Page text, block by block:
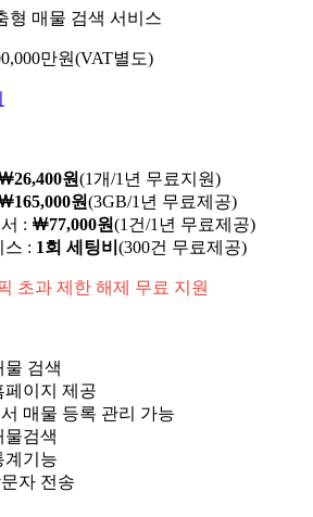
형 매물 검색 서비스
만원(VAT별도)
26,400원(1개/1년 무료지원)
165,000원(3GB/1년 무료제공)
: ￦77,000원(1건/1년 무료제공)
스 : 1회 세팅비 (300건 무료제공)
초과 제한 해제 무료 지원
물 검색
페이지 제공
매물 등록 관리 가능
물검색
계기능
자 전송